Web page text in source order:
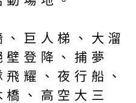
巨人梯、大溜
登降、捕夢
耀、夜行船、
、高空大三